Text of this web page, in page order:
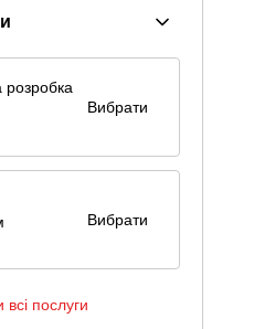
Вибрати
Вибрати
всі послуги